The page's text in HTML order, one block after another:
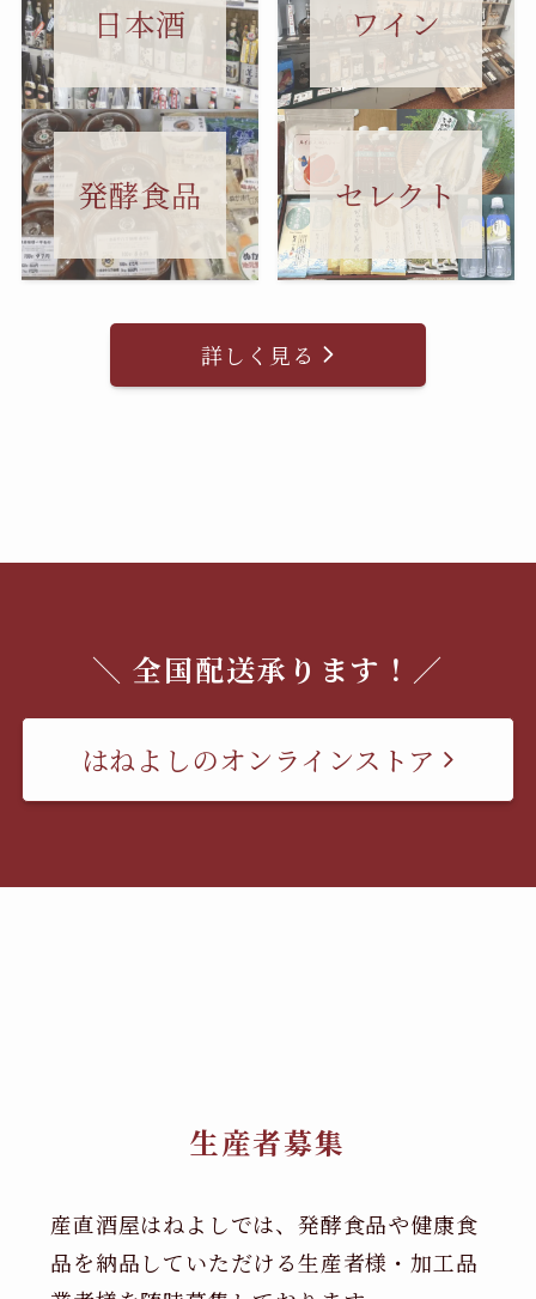
日本酒 ワイン
発酵食品 セレクト
詳しく見る
＼ 全国配送承ります！／
はねよしのオンラインストア
生産者募集
産直酒屋はねよしでは、発酵食品や健康食
品を納品していただける生産者様・加工品